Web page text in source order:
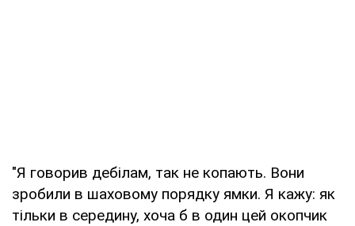
"Я говорив дебілам, так не копають. Вони
зробили в шаховому порядку ямки. Я кажу: як
тільки в середину, хоча б в один цей окопчик